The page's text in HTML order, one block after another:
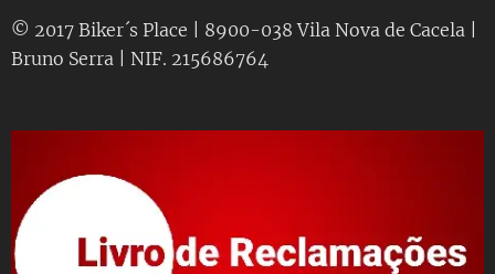
© 2017 Biker´s Place | 8900-038 Vila Nova de Cacela |
Bruno Serra | NIF. 215686764